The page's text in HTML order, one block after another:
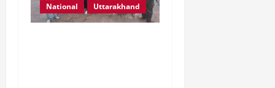
National
Uttarakhand